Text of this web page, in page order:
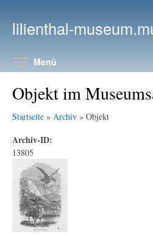
lilienthal-
Menü
Objekt im
Startseite » Archiv » Objekt
Archiv-ID:
13805